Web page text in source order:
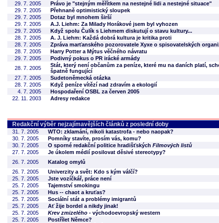
29. 7. 2005
Právo je "stejným měřítkem na nestejné lidi a nestejné situace"
29. 7. 2005
Přehnaně optimistický sloupek
29. 7. 2005
Dotaz byl mnohem širší
29. 7. 2005
A.J. Liehm: Za Milady Horákové jsem byl vyhozen
29. 7. 2005
Když spolu Čulík s Liehmem diskutují o stavu kultury...
28. 7. 2005
A. J. Liehm: Každá dobrá kultura je kritika proti
28. 7. 2005
Zpráva marťanského pozorovatele Xyxe o spisovatelských
28. 7. 2005
Harry Potter a Mýtus věčného návratu
29. 7. 2005
Podivný pokus o PR irácké armády
28. 7. 2005
Stát, který není občanům za peníze, které mu na daních platí,
špatně fungující
27. 7. 2005
Sudetoněmecká otázka
28. 7. 2005
Když peníze vítězí nad zdravím a ekologií
4. 7. 2005
Hospodaření OSBL za červen 2005
22. 11. 2003
Adresy redakce
Redakční výběr nejzajímavějších článků z poslední doby
31. 7. 2005
WTO: zklamání, nikoli katastrofa - nebo naopak?
30. 7. 2005
Pomníky stavíte, prosím vás, komu?
30. 7. 2005
O sporné redakční politice hradišťských Filmových listů
27. 7. 2005
Je úkolem médií posilovat děsivé stereotypy?
26. 7. 2005
Katalog omylů
26. 7. 2005
Univerzity a svět: Kdo s kým válčí?
25. 7. 2005
Jste vozíčkář, práce není
25. 7. 2005
Tajemství smokingu
25. 7. 2005
Hus -- chaot a kruťas?
25. 7. 2005
Sociální stát a problémy imigrantů
25. 7. 2005
Ať žije bordel a nikdy jinak!
25. 7. 2005
Krev zmizelého - východoevropský western
25. 7. 2005
Postřílet Němce?